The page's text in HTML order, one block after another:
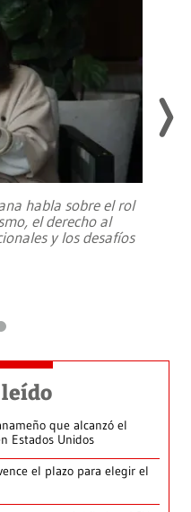
habla sobre el rol
el derecho al
y los desafíos
leído
que alcanzó el
Estados Unidos
el plazo para elegir el